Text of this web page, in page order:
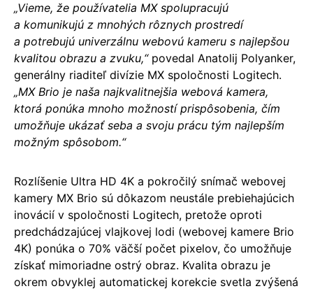
„Vieme, že používatelia MX spolupracujú
a komunikujú z mnohých rôznych prostredí
a potrebujú univerzálnu webovú kameru s najlepšou
kvalitou obrazu a zvuku,“ povedal Anatolij Polyanker,
generálny riaditeľ divízie MX spoločnosti Logitech.
„MX Brio je naša najkvalitnejšia webová kamera,
ktorá ponúka mnoho možností prispôsobenia, čím
umožňuje ukázať seba a svoju prácu tým najlepším
možným spôsobom.“
Rozlíšenie Ultra HD 4K a pokročilý snímač webovej
kamery MX Brio sú dôkazom neustále prebiehajúcich
inovácií v spoločnosti Logitech, pretože oproti
predchádzajúcej vlajkovej lodi (webovej kamere Brio
4K) ponúka o 70% väčší počet pixelov, čo umožňuje
získať mimoriadne ostrý obraz. Kvalita obrazu je
okrem obvyklej automatickej korekcie svetla zvýšená